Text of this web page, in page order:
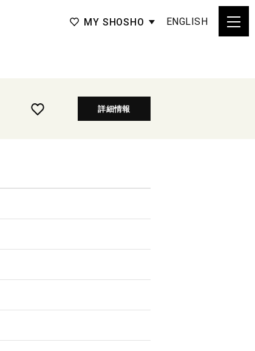
MY SHOSHO ENGLISH
詳細情報